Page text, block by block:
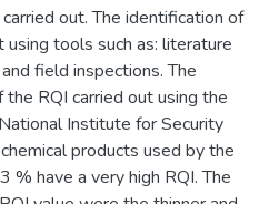
out. The identification of
using tools such as: literature
field inspections. The
RQI carried out using the
Institute for Security
products used by the
% have a very high RQI. The